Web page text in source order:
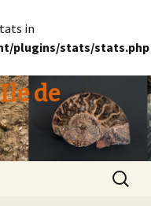
in
plugins/stats/stats.php
de